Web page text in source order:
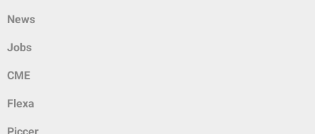
News
Jobs
CME
Flexa